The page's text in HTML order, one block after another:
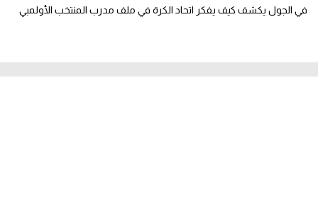
في الجول يكشف كيف يفكر اتحاد الكرة في ملف مدرب المنتخب الأولمبي